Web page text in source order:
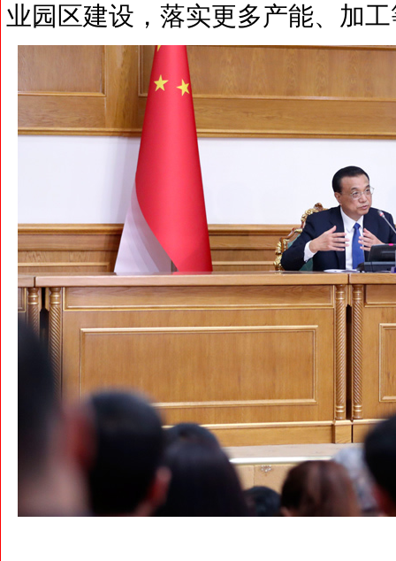
业园区建设，落实更多产能、加